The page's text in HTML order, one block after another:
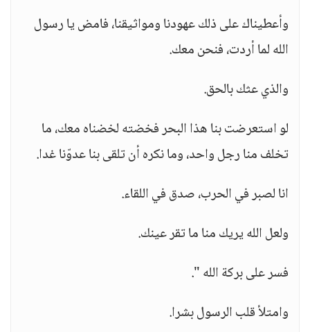
وأعطيناك على ذلك عهودنا ومواثيقنا، فامض يا رسول
الله لما أردت، فنحن معك.
والذي عثك بالحق.
لو استعرضت بنا هذا البحر فخضته لخضناه معك، ما
تخلف منا رجل واحد، وما نكره أن تلقى بنا عدوّنا غدا.
انا لصبر في الحرب، صدق في اللقاء.
ولعل الله يريك منا ما تقر عينك.
فسر على بركة الله ".
وامتلأ قلب الرسول بشرا.